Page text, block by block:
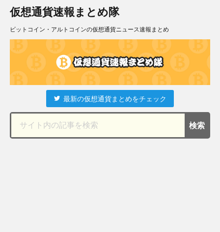
仮想通貨速報まとめ隊
ビットコイン・アルトコインの仮想通貨ニュース速報まとめ
最新の仮想通貨まとめをチェック